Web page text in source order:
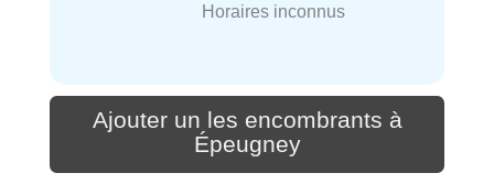
Horaires inconnus
Ajouter un les encombrants à
Épeugney